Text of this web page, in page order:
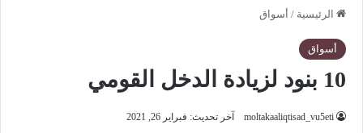
الرئيسية / أسواق
أسواق
10 بنود لزيادة الدخل القومي
moltakaaliqtisad_vu5eti آخر تحديث: فبراير 26, 2021